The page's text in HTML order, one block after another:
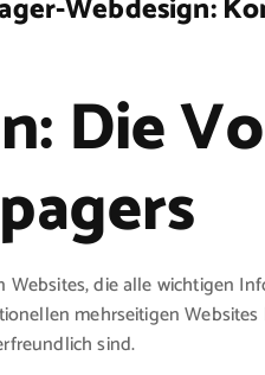
Webdesign:
Die
die alle wichtigen
mehrseitigen
sind.